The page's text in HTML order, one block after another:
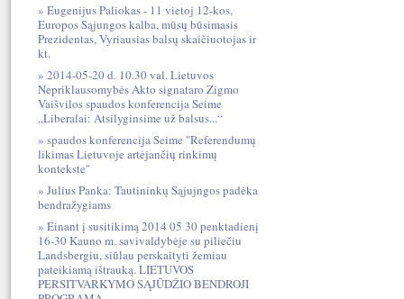
Eugenijus Paliokas - 11 vietoj 12-kos,
Europos Sąjungos kalba, mūsų būsimasis
Prezidentas, Vyriausias balsų skaičiuotojas ir
kt.
2014-05-20 d. 10.30 val. Lietuvos
Nepriklausomybės Akto signataro Zigmo
Vaišvilos spaudos konferencija Seime
„Liberalai: Atsilyginsime už balsus...“
spaudos konferencija Seime "Referendumų
likimas Lietuvoje artėjančių rinkimų
kontekste"
Julius Panka: Tautininkų Sąjujngos padėka
bendražygiams
Einant į susitikimą 2014 05 30 penktadienį
16-30 Kauno m. savivaldybėje su piliečiu
Landsbergiu, siūlau perskaityti žemiau
pateikiamą ištrauką. LIETUVOS
PERSITVARKYMO SĄJŪDŽIO BENDROJI